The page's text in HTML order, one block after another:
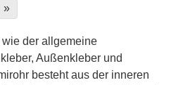
»
der allgemeine
Außenkleber und
besteht aus der inneren